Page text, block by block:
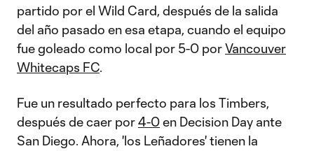
partido por el Wild Card, después de la salida
del año pasado en esa etapa, cuando el equipo
fue goleado como local por 5-0 porVancouver
Whitecaps FC.
Fue un resultado perfecto para los Timbers,
después de caer por4-0en Decision Day ante
San Diego. Ahora, 'los Leñadores' tienen la